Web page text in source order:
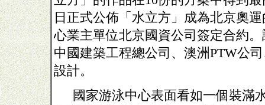
日正式公佈「水立方」成為北京奧
心業主單位北京國資公司簽定合約
中國建築工程總公司、澳洲PTW公
設計。
國家游泳中心表面看如一個裝滿